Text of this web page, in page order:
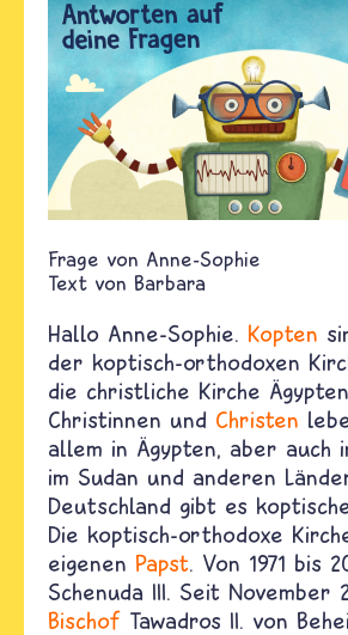
Anne-Sophie
Text von Barbara
Hallo Anne-Sophie. Kopten
der koptisch-orthodoxen
die christliche Kirche
Christinnen und Christen
allem in Ägypten, aber auch
im Sudan und anderen
Deutschland gibt es
Die koptisch-orthodoxe
eigenen Papst. Von 1971 bis
Schenuda III. Seit November
Bischof Tawadros II. von